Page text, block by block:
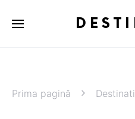
Prima pagină